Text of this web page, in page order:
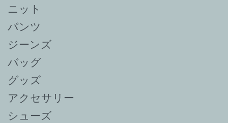
ニット
パンツ
ジーンズ
バッグ
グッズ
アクセサリー
シューズ